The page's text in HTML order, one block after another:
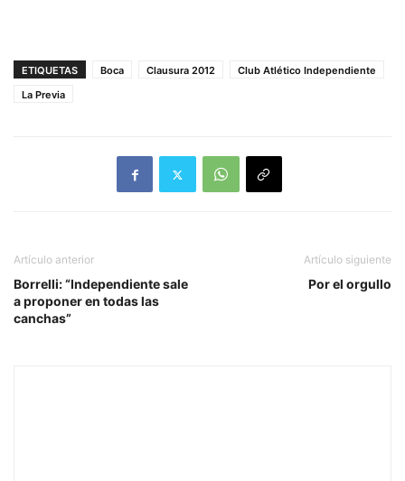
ETIQUETAS Boca Clausura 2012
Club Atlético Independiente
La Previa
Artículo anterior
Borrelli: “Independiente sale
a proponer en todas las
canchas”
Artículo siguiente
Por el orgullo